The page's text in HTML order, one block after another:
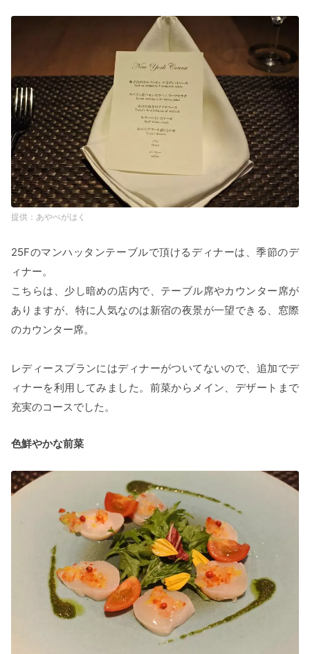
あやぺがはく
25Fのマンハッタンテーブルで頂けるディナーは、季節のデ
ィナー。
こちらは、少し暗めの店内で、テーブル席やカウンター席が
ありますが、特に人気なのは新宿の夜景が一望できる、窓際
のカウンター席。
レディースプランにはディナーがついてないので、追加でデ
ィナーを利用してみました。前菜からメイン、デザートまで
充実のコースでした。
色鮮やかな前菜